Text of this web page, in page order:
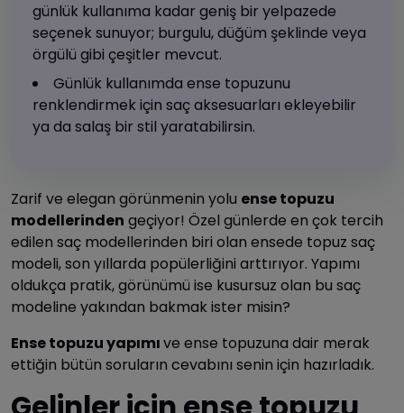
günlük kullanıma kadar geniş bir yelpazede
seçenek sunuyor; burgulu, düğüm şeklinde veya
örgülü gibi çeşitler mevcut.
Günlük kullanımda ense topuzunu
renklendirmek için saç aksesuarları ekleyebilir
ya da salaş bir stil yaratabilirsin.
Zarif ve elegan görünmenin yolu ense topuzu
modellerinden geçiyor! Özel günlerde en çok tercih
edilen saç modellerinden biri olan ensede topuz saç
modeli, son yıllarda popülerliğini arttırıyor. Yapımı
oldukça pratik, görünümü ise kusursuz olan bu saç
modeline yakından bakmak ister misin?
Ense topuzu yapımıve ense topuzuna dair merak
ettiğin bütün soruların cevabını senin için hazırladık.